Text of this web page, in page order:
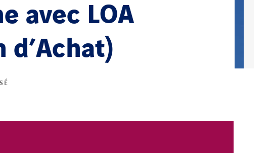
avec LOA